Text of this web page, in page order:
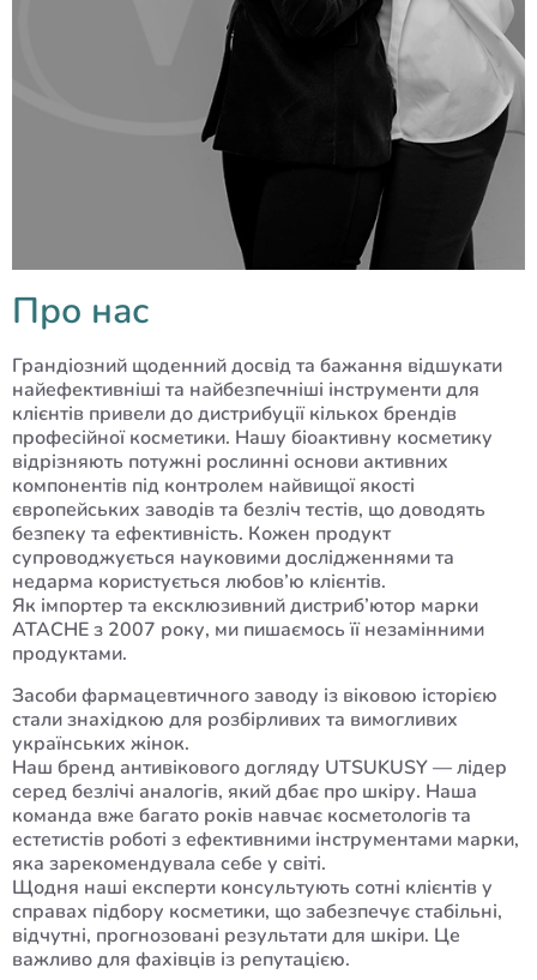
Про нас
Грандіозний щоденний досвід та бажання відшукати
найефективніші та найбезпечніші інструменти для
клієнтів привели до дистрибуції кількох брендів
професійної косметики. Нашу біоактивну косметику
відрізняють потужні рослинні основи активних
компонентів під контролем найвищої якості
європейських заводів та безліч тестів, що доводять
безпеку та ефективність. Кожен продукт
супроводжується науковими дослідженнями та
недарма користується любов’ю клієнтів.
Як імпортер та ексклюзивний дистриб’ютор марки
АТАСНЕ з 2007 року, ми пишаємось її незамінними
продуктами.
Засоби фармацевтичного заводу із віковою історією
стали знахідкою для розбірливих та вимогливих
українських жінок.
Наш бренд антивікового догляду UTSUKUSY — лідер
серед безлічі аналогів, який дбає про шкіру. Наша
команда вже багато років навчає косметологів та
естетистів роботі з ефективними інструментами марки,
яка зарекомендувала себе у світі.
Щодня наші експерти консультують сотні клієнтів у
справах підбору косметики, що забезпечує стабільні,
відчутні, прогнозовані результати для шкіри. Це
важливо для фахівців із репутацією.